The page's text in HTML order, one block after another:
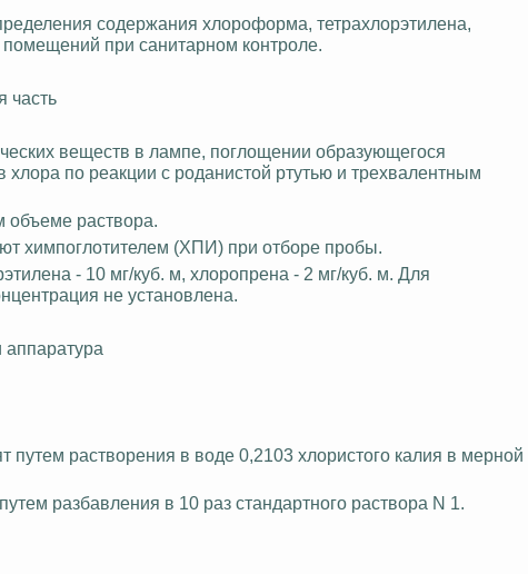
содержания хлороформа, тетрахлорэтилена
при санитарном контроле.
часть
веществ в лампе, поглощении образующегося
хлора по реакции с роданистой ртутью и трехвалентным
объеме раствора.
химпоглотителем (ХПИ) при отборе пробы.
- 10 мг/куб. м, хлоропрена - 2 мг/куб. м. Для
не установлена.
аппаратура
растворения в воде 0,2103 хлористого калия в мерной
разбавления в 10 раз стандартного раствора N 1.